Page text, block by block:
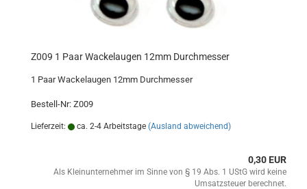
Z009 1 Paar Wackelaugen 12mm Durchmesser
1 Paar Wackelaugen 12mm Durchmesser
Bestell-Nr: Z009
Lieferzeit: ca. 2-4 Arbeitstage (Ausland abweichend)
0,30 EUR
Als Kleinunternehmer im Sinne von § 19 Abs. 1 UStG wird keine
Umsatzsteuer berechnet.